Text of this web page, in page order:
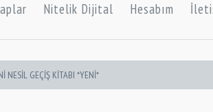
Nitelik Dijital Hesabım
NESİL GEÇİŞ KİTABI *YENİ*